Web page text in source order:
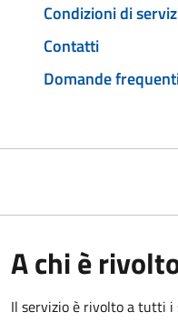
Condizioni di
Contatti
Domande
A chi è
Il servizio è rivolto a tutti i